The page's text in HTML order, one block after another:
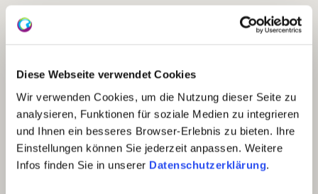
Diese Webseite verwendet Cookies
Wir verwenden Cookies, um die Nutzung dieser Seite zu
analysieren, Funktionen für soziale Medien zu integrieren
und Ihnen ein besseres Browser-Erlebnis zu bieten. Ihre
Einstellungen können Sie jederzeit anpassen. Weitere
Infos finden Sie in unserer Datenschutzerklärung.